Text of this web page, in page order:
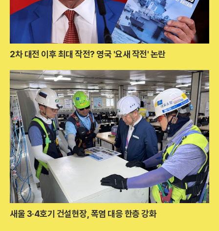
2차 대전 이후 최대 작전? 영국 '요새 작전' 논란
새울 3·4호기 건설현장, 폭염 대응 한층 강화